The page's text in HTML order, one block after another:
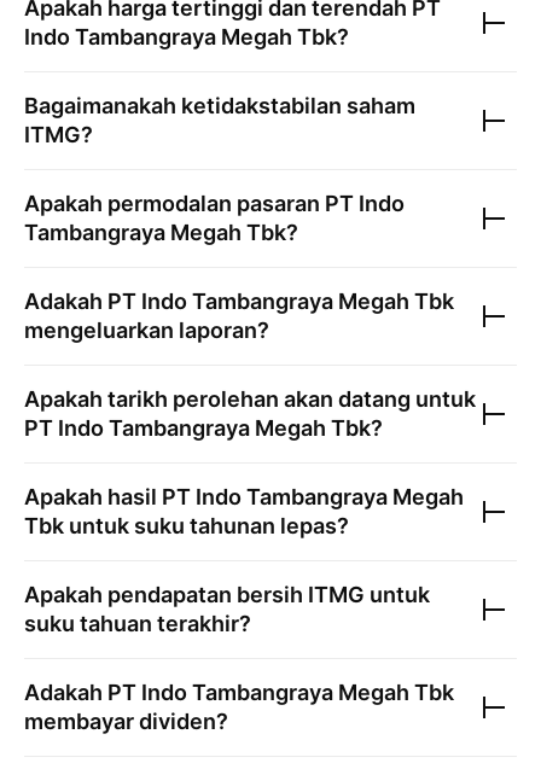
Apakah harga tertinggi dan terendah PT
Indo Tambangraya Megah Tbk?
Bagaimanakah ketidakstabilan saham
ITMG?
Apakah permodalan pasaran PT Indo
Tambangraya Megah Tbk?
Adakah PT Indo Tambangraya Megah Tbk
mengeluarkan laporan?
Apakah tarikh perolehan akan datang untuk
PT Indo Tambangraya Megah Tbk?
Apakah hasil PT Indo Tambangraya Megah
Tbk untuk suku tahunan lepas?
Apakah pendapatan bersih ITMG untuk
suku tahuan terakhir?
Adakah PT Indo Tambangraya Megah Tbk
membayar dividen?